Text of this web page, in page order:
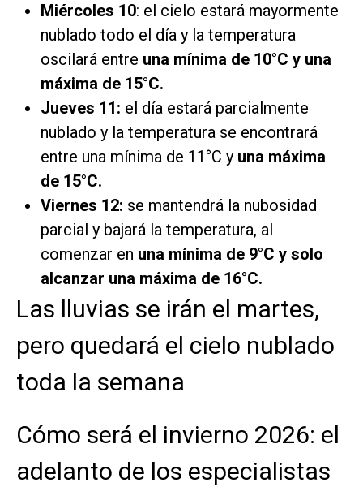
Miércoles 10: el cielo estará mayormente
nublado todo el día y la temperatura
oscilará entre una mínima de 10°C y una
máxima de 15°C.
Jueves 11: el día estará parcialmente
nublado y la temperatura se encontrará
entre una mínima de 11°C y una máxima
de 15°C.
Viernes 12: se mantendrá la nubosidad
parcial y bajará la temperatura, al
comenzar en una mínima de 9°C y solo
alcanzar una máxima de 16°C.
Las lluvias se irán el martes,
pero quedará el cielo nublado
toda la semana
Cómo será el invierno 2026: el
adelanto de los especialistas